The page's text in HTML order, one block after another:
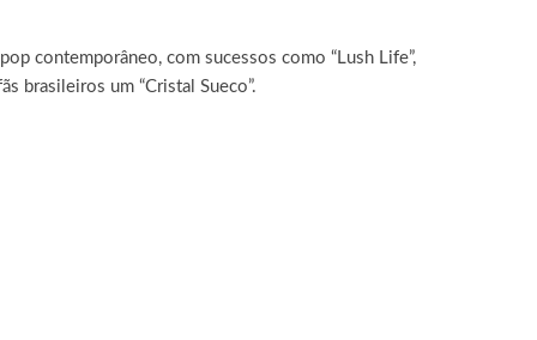
contemporâneo, com sucessos como “Lush Life”,
brasileiros um “Cristal Sueco”.